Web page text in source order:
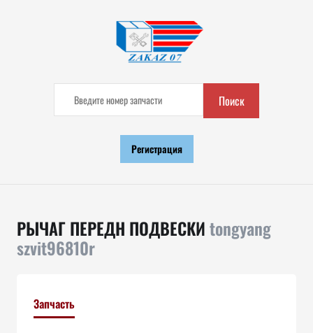
Поиск
Регистрация
РЫЧАГ ПЕРЕДН ПОДВЕСКИtongyang
szvit96810r
Запчасть